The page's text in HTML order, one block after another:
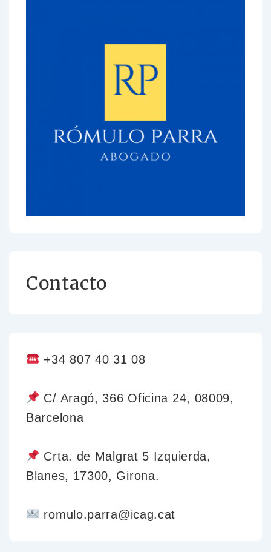
Contacto
+34 807 40 31 08
C/ Aragó, 366 Oficina 24, 08009,
Barcelona
Crta. de Malgrat 5 Izquierda,
Blanes, 17300, Girona.
romulo.parra@icag.cat